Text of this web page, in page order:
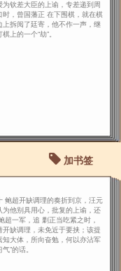
为钦差大臣的上谕，专差递到周
时，曾国藩正 在下围棋，就在棋
上拆阅了廷寄，他不作一声，继
棋上的一个“劫”。
加书签
鲍超开缺调理的奏折到京，汪元
为他别具用心，批复的上谕，还
超一军，追 剿正当吃紧之时，
开缺调理，未免近于要挟；该提
知大体，所向奋勉，何以亦沾军
”的话。